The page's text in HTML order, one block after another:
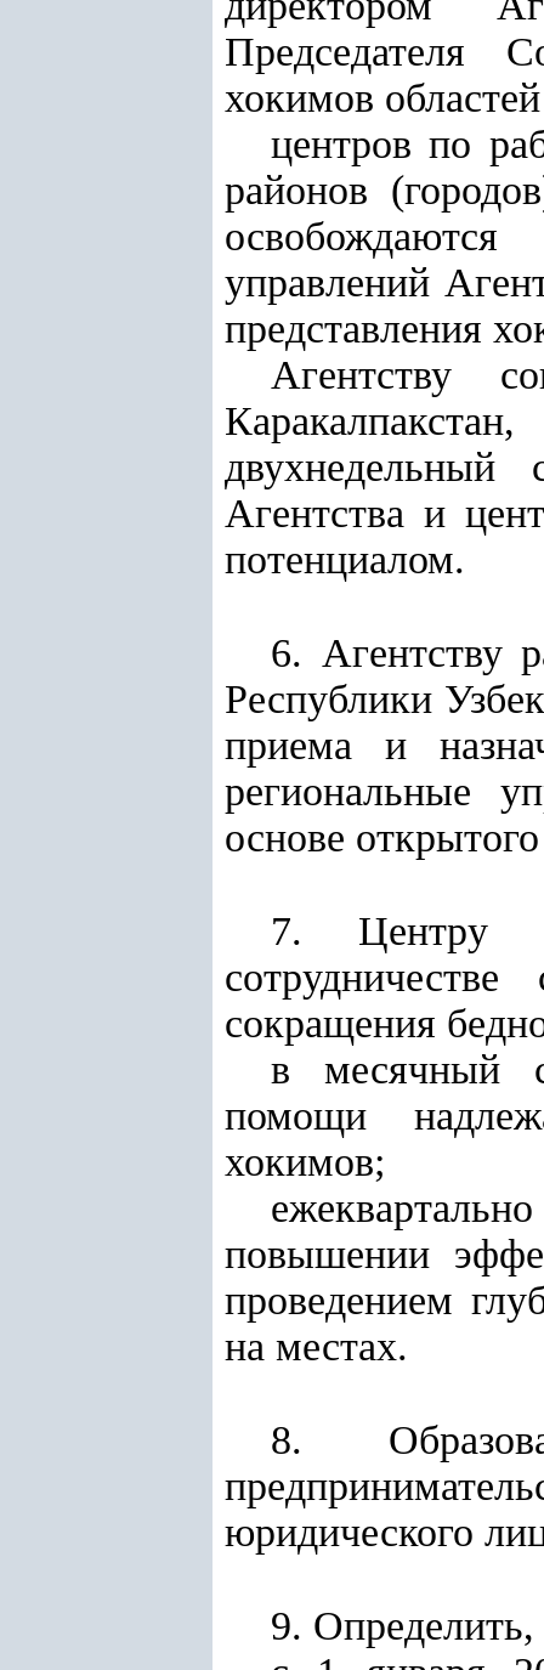
Председателя
хокимов
центров по
районов
управлений
представления
Агентству
двухнедельный
Агентства и
потенциалом.
6. Агентству
Республики
приема и
региональные
основе
7. Центру
сокращения
в месячный
помощи
хокимов;
повышении
проведением
на местах.
8.
юридического
9. Определить,